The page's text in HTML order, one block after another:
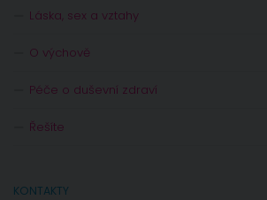
Láska, sex a vztahy
O výchově
Péče o duševní zdraví
Řešíte
KONTAKTY